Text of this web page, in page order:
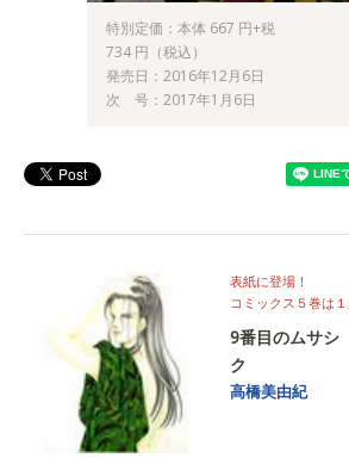
特別定価：本体 667 円+税
734 円（税込）
発売日：2016年12月6日
次 号：2017年1月6日
表紙に登場！
コミックス５巻は
9番目のムサ
ク
高橋美由紀